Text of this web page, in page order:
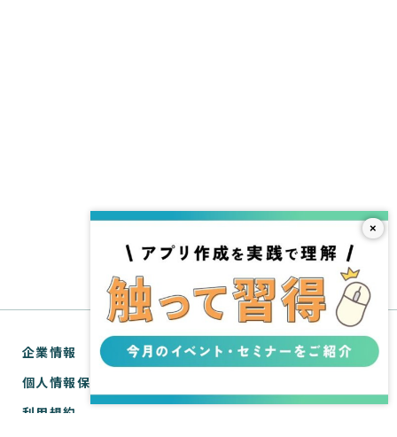
企業情報
個人情報保護方針
利用規約
×